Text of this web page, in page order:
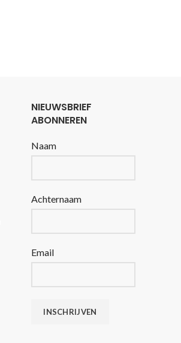
NIEUWSBRIEF
ABONNEREN
Naam
Achternaam
Email